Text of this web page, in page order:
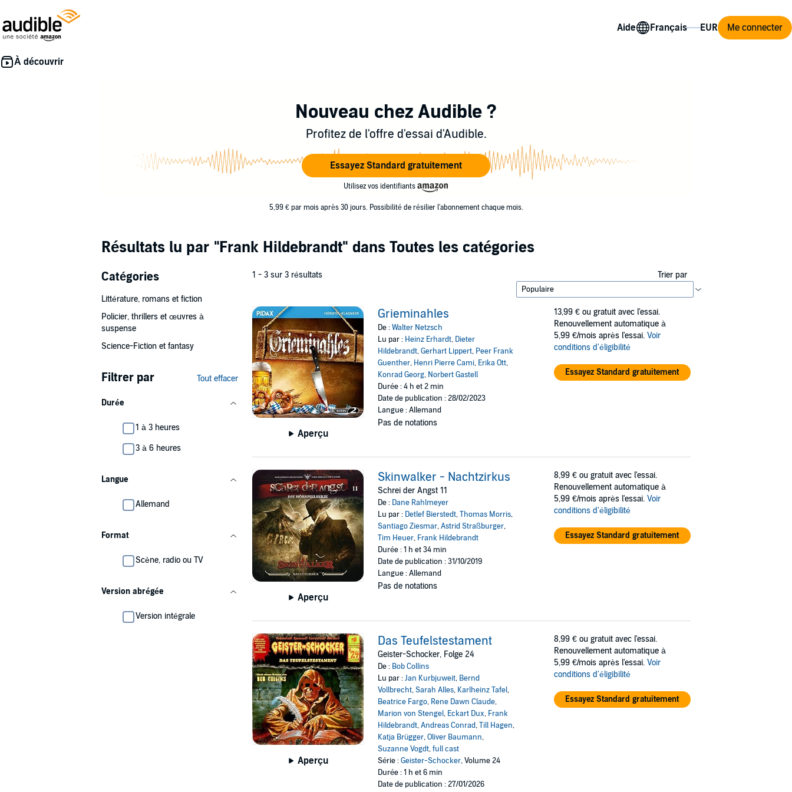
Aide Me connecter
Nouveau chez Audible ?
Profitez de l'offre d'essai d'Audible.
Essayez Standard gratuitement
Utilisez vos identifiants
5,99 € par mois après 30 jours. Possibilité de résilier l'abonnement chaque mois.
Résultats lu par "Frank Hildebrandt" dans Toutes les catégories
Catégories
Littérature, romans et fiction
Policier, thrillers et œuvres à
suspense
Science-Fiction et fantasy
Filtrer par Tout effacer
Durée
1 à 3 heures
3 à 6 heures
Langue
Allemand
Format
Scène, radio ou TV
Version abrégée
Version intégrale
1 - 3 sur 3 résultats Trier par
Aperçu
Grieminahles
De :Walter Netzsch
Lu par : Heinz Erhardt, Dieter
Hildebrandt,Gerhart Lippert, Peer Frank
Guenther, Henri Pierre Cami, Erika Ott,
Konrad Georg, Norbert Gastell
Durée : 4 h et 2 min
Date de publication : 28/02/2023
Langue : Allemand
Pas de notations
13,99 € ou gratuit avec l'essai.
Renouvellement automatique à
5,99 €/mois après l'essai. Voir
conditions d'éligibilité
Essayez Standard gratuitement
Aperçu
Skinwalker - Nachtzirkus
Schrei der Angst 11
De : Dane Rahlmeyer
Lu par : Detlef Bierstedt,Thomas Morris,
Santiago Ziesmar,Astrid Straßburger,
Tim Heuer, Frank Hildebrandt
Durée : 1 h et 34 min
Date de publication : 31/10/2019
Langue : Allemand
Pas de notations
8,99 € ou gratuit avec l'essai.
Renouvellement automatique à
5,99 €/mois après l'essai. Voir
conditions d'éligibilité
Essayez Standard gratuitement
Aperçu
Das Teufelstestament
Geister-Schocker, Folge 24
De : Bob Collins
Lu par :Jan Kurbjuweit, Bernd
Vollbrecht,Sarah Alles, Karlheinz Tafel,
Beatrice Fargo, Rene Dawn Claude,
Marion von Stengel, Eckart Dux, Frank
Hildebrandt,Andreas Conrad,Till Hagen,
Katja Brügger,Oliver Baumann,
Suzanne Vogdt,full cast
Série :Geister-Schocker, Volume 24
Durée : 1 h et 6 min
Date de publication : 27/01/2026
8,99 € ou gratuit avec l'essai.
Renouvellement automatique à
5,99 €/mois après l'essai. Voir
conditions d'éligibilité
Essayez Standard gratuitement